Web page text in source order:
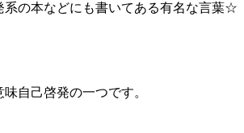
系の本などにも書いてある有名な言葉☆
自己啓発の一つです。